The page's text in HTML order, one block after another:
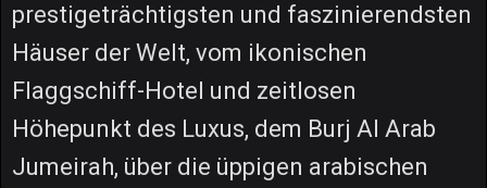
prestigeträchtigsten und faszinierendsten
Häuser der Welt, vom ikonischen
Flaggschiff-Hotel und zeitlosen
Höhepunkt des Luxus, dem Burj Al Arab
Jumeirah, über die üppigen arabischen